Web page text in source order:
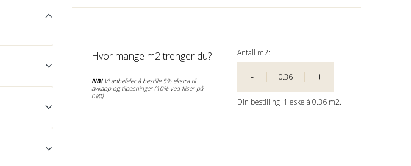
Hvor mange m2 trenger du?
NB!Vi anbefaler å bestille 5% ekstra til
avkapp og tilpasninger (10% ved fliser på
nett)
Antall m2:
- +
Din bestilling: 1 eske á 0.36 m2.